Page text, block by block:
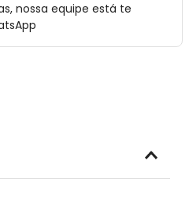
nossa equipe está te